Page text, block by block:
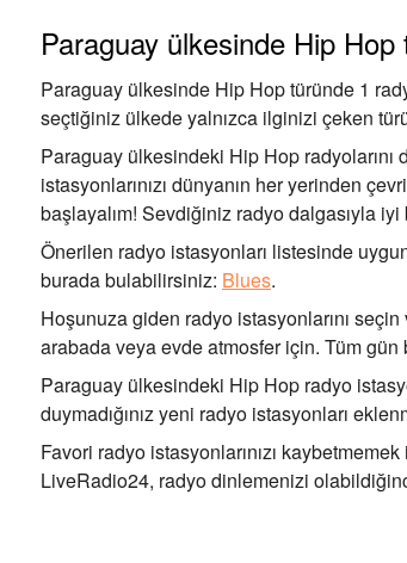
Paraguay ülkesinde Hip
Paraguay ülkesinde Hip Hop türünde 1
seçtiğiniz ülkede yalnızca ilginizi çeken
Paraguay ülkesindeki Hip Hop
istasyonlarınızı dünyanın her yerinden
başlayalım! Sevdiğiniz radyo dalgasıyla
Önerilen radyo istasyonları listesinde
burada bulabilirsiniz: Blues.
Hoşunuza giden radyo istasyonlarını
arabada veya evde atmosfer için. Tüm
Paraguay ülkesindeki Hip Hop radyo
duymadığınız yeni radyo istasyonları
Favori radyo istasyonlarınızı
LiveRadio24, radyo dinlemenizi